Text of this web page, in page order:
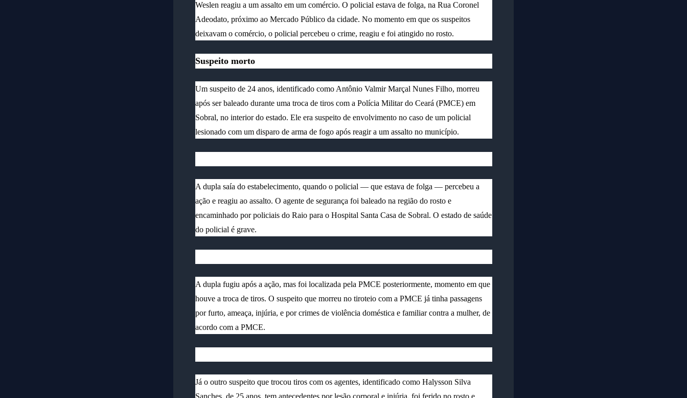
Weslen reagiu a um assalto em um comércio. O policial estava de folga, na Rua Coronel
Adeodato, próximo ao Mercado Público da cidade. No momento em que os suspeitos
deixavam o comércio, o policial percebeu o crime, reagiu e foi atingido no rosto.
Suspeito morto
Um suspeito de 24 anos, identificado como Antônio Valmir Marçal Nunes Filho, morreu
após ser baleado durante uma troca de tiros com a Polícia Militar do Ceará (PMCE) em
Sobral, no interior do estado. Ele era suspeito de envolvimento no caso de um policial
lesionado com um disparo de arma de fogo após reagir a um assalto no município.
A dupla saía do estabelecimento, quando o policial — que estava de folga — percebeu a
ação e reagiu ao assalto. O agente de segurança foi baleado na região do rosto e
encaminhado por policiais do Raio para o Hospital Santa Casa de Sobral. O estado de saúde
do policial é grave.
A dupla fugiu após a ação, mas foi localizada pela PMCE posteriormente, momento em que
houve a troca de tiros. O suspeito que morreu no tiroteio com a PMCE já tinha passagens
por furto, ameaça, injúria, e por crimes de violência doméstica e familiar contra a mulher, de
acordo com a PMCE.
Já o outro suspeito que trocou tiros com os agentes, identificado como Halysson Silva